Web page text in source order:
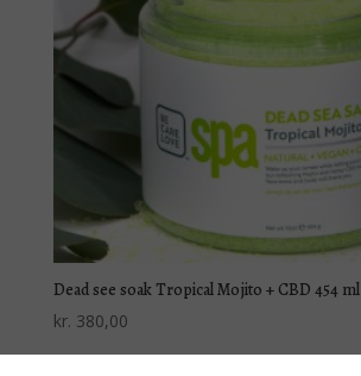
Dead see soak Tropical Mojito + CBD 454 ml
kr. 380,00